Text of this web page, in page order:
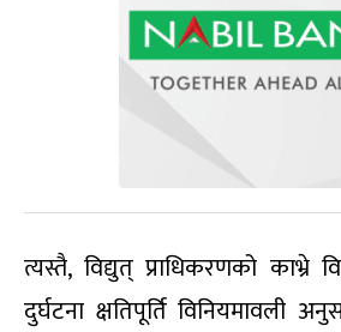
त्यस्तै, विद्युत् प्राधिकरणको काभ्रे
दुर्घटना क्षतिपूर्ति विनियमावली